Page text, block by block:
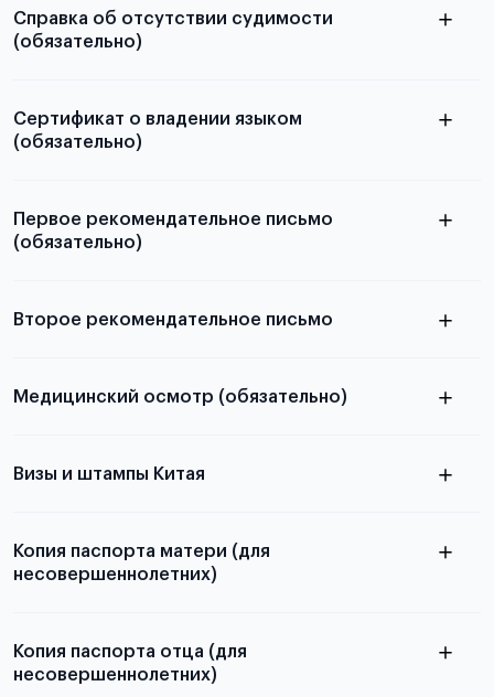
Подробная информация о том, какие документы
Справка об отсутствии судимости
(обязательно)
Сертификат о владении языком
(обязательно)
Первое рекомендательное письмо
(обязательно)
письма
Второе рекомендательное письмо
письма
Медицинский осмотр (обязательно)
Для примеров заполнения и пустых
Визы и штампы Китая
Копия паспорта матери (для
несовершеннолетних)
Копия паспорта отца (для
несовершеннолетних)